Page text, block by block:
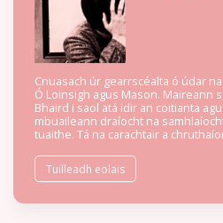
Cnuasach úr gearrscéalta ó údar
Ó Loinsigh agus Mason. Maireann scéalta Bhríain Mhic a’
Bhaird i saol atá idir an coitianta
mbuaileann draíocht na
tuaithe. Tá na carachtair a
éigin agus rúndiamhair fite fuaite i
réimse leathan de shaolta sna
chomh maith leis an ghruaim, leis
cairdeas, an fhírinne lom agus an
Tuilleadh eolais